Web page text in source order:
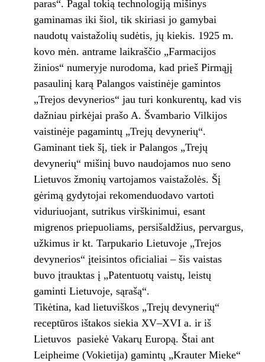
paras“. Pagal tokią technologiją mišinys
gaminamas iki šiol, tik skiriasi jo gamybai
naudotų vaistažolių sudėtis, jų kiekis. 1925 m.
kovo mėn. antrame laikraščio „Farmacijos
žinios“ numeryje nurodoma, kad prieš Pirmąjį
pasaulinį karą Palangos vaistinėje gamintos
„Trejos devynerios“ jau turi konkurentų, kad vis
dažniau pirkėjai prašo A. Švambario Vilkijos
vaistinėje pagamintų „Trejų devynerių“.
Gaminant tiek šį, tiek ir Palangos „Trejų
devynerių“ mišinį buvo naudojamos nuo seno
Lietuvos žmonių vartojamos vaistažolės. Šį
gėrimą gydytojai rekomenduodavo vartoti
viduriuojant, sutrikus virškinimui, esant
migrenos priepuoliams, persišaldžius, pervargus,
užkimus ir kt. Tarpukario Lietuvoje „Trejos
devynerios“ įteisintos oficialiai – šis vaistas
buvo įtrauktas į „Patentuotų vaistų, leistų
gaminti Lietuvoje, sąrašą“.
Tikėtina, kad lietuviškos „Trejų devynerių“
receptūros ištakos siekia XV–XVI a. ir iš
Lietuvos pasiekė Vakarų Europą. Štai ant
Leipheime (Vokietija) gamintų „Krauter Mieke“